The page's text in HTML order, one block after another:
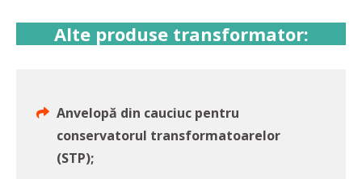
Alte produse transformator:
Anvelopă din cauciuc pentru
conservatorul transformatoarelor
(STP);